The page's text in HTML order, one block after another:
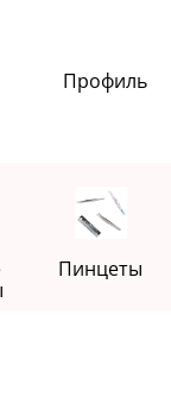
Профиль
Пинцеты